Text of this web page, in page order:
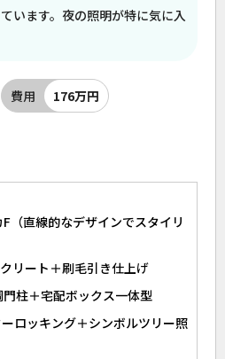
います。夜の照明が特に気に入
費用 176万円
（直線的なデザインでスタイリ
リート＋刷毛引き仕上げ
柱＋宅配ボックス一体型
ロッキング＋シンボルツリー照